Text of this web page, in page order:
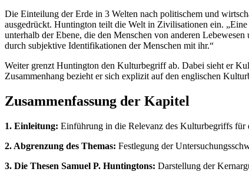
Die Einteilung der Erde in 3 Welten nach politischem und
ausgedrückt. Huntington teilt die Welt in Zivilisationen ein.
unterhalb der Ebene, die den Menschen von anderen
durch subjektive Identifikationen der Menschen mit ihr.“
Weiter grenzt Huntington den Kulturbegriff ab. Dabei sieht er
Zusammenhang bezieht er sich explizit auf den englischen
Zusammenfassung der Kapitel
1. Einleitung: Einführung in die Relevanz des Kulturbegriffs
2. Abgrenzung des Themas: Festlegung der
3. Die Thesen Samuel P. Huntingtons: Darstellung der